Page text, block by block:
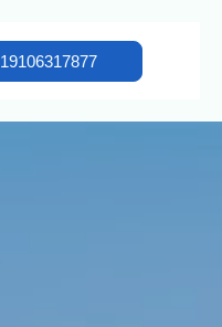
19106317877